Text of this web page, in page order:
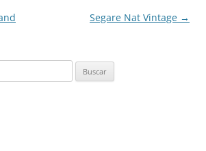
Segare Nat Vintage →